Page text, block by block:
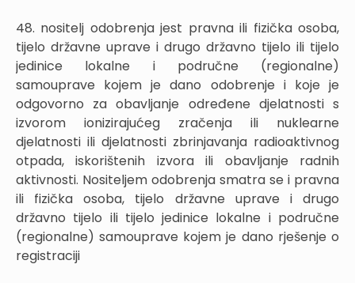
48. nositelj odobrenja jest pravna ili fizička osoba,
tijelo državne uprave i drugo državno tijelo ili tijelo
jedinice lokalne i područne (regionalne)
samouprave kojem je dano odobrenje i koje je
odgovorno za obavljanje određene djelatnosti s
izvorom ionizirajućeg zračenja ili nuklearne
djelatnosti ili djelatnosti zbrinjavanja radioaktivnog
otpada, iskorištenih izvora ili obavljanje radnih
aktivnosti. Nositeljem odobrenja smatra se i pravna
ili fizička osoba, tijelo državne uprave i drugo
državno tijelo ili tijelo jedinice lokalne i područne
(regionalne) samouprave kojem je dano rješenje o
registraciji